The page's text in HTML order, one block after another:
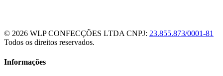
© 2026 WLP CONFECÇÕES LTDACNPJ: 23.855.873/0001-81
Todos os direitos reservados.
Informações